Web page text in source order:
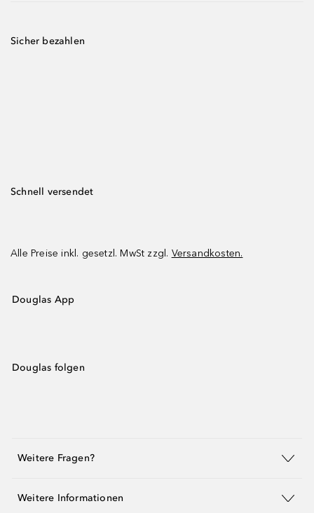
Sicher bezahlen
Schnell versendet
Alle Preise inkl. gesetzl. MwSt zzgl. Versandkosten.
Douglas App
Douglas folgen
Weitere Fragen?
Weitere Informationen